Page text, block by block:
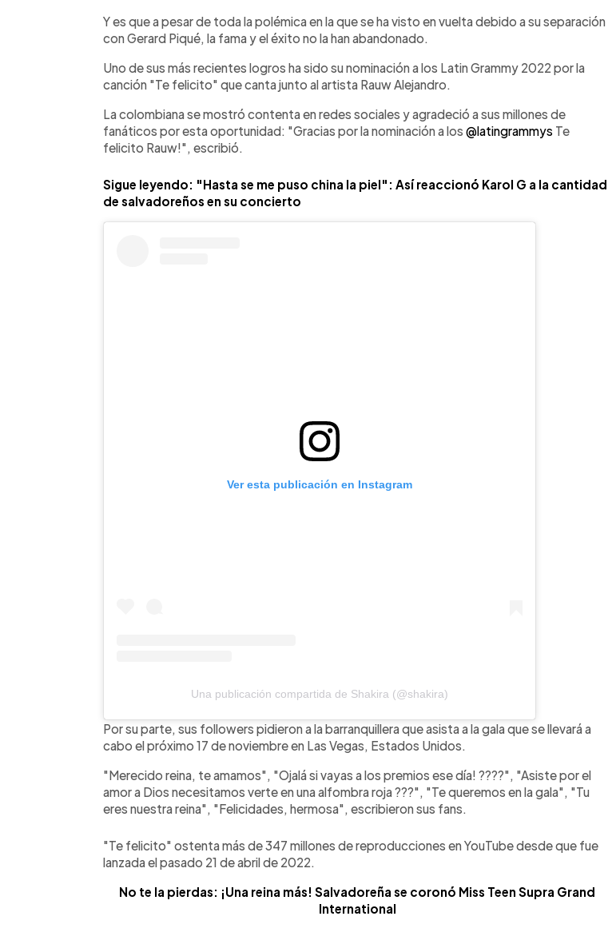
Y es que a pesar de toda la polémica en la que se ha visto en vuelta debido a su separación
con Gerard Piqué, la fama y el éxito no la han abandonado.
Uno de sus más recientes logros ha sido su nominación a los Latin Grammy 2022 por la
canción "Te felicito" que canta junto al artista Rauw Alejandro.
La colombiana se mostró contenta en redes sociales y agradeció a sus millones de
fanáticos por esta oportunidad: "Gracias por la nominación a los @latingrammys Te
felicito Rauw!", escribió.
Sigue leyendo: "Hasta se me puso china la piel": Así reaccionó Karol G a la cantidad
de salvadoreños en su concierto
Ver esta publicación en Instagram
Una publicación compartida de Shakira (@shakira)
Por su parte, sus followers pidieron a la barranquillera que asista a la gala que se llevará a
cabo el próximo 17 de noviembre en Las Vegas, Estados Unidos.
"Merecido reina, te amamos", "Ojalá si vayas a los premios ese día! ????", "Asiste por el
amor a Dios necesitamos verte en una alfombra roja ???", "Te queremos en la gala", "Tu
eres nuestra reina", "Felicidades, hermosa", escribieron sus fans.
"Te felicito" ostenta más de 347 millones de reproducciones en YouTube desde que fue
lanzada el pasado 21 de abril de 2022.
No te la pierdas: ¡Una reina más! Salvadoreña se coronó Miss Teen Supra Grand
International